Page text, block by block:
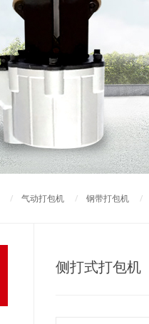
/ 气动打包机 / 钢带打包机
侧打式打包机